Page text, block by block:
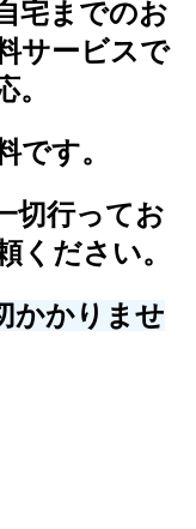
宅までのお
サービスで
です。
切行ってお
ください。
かかりませ